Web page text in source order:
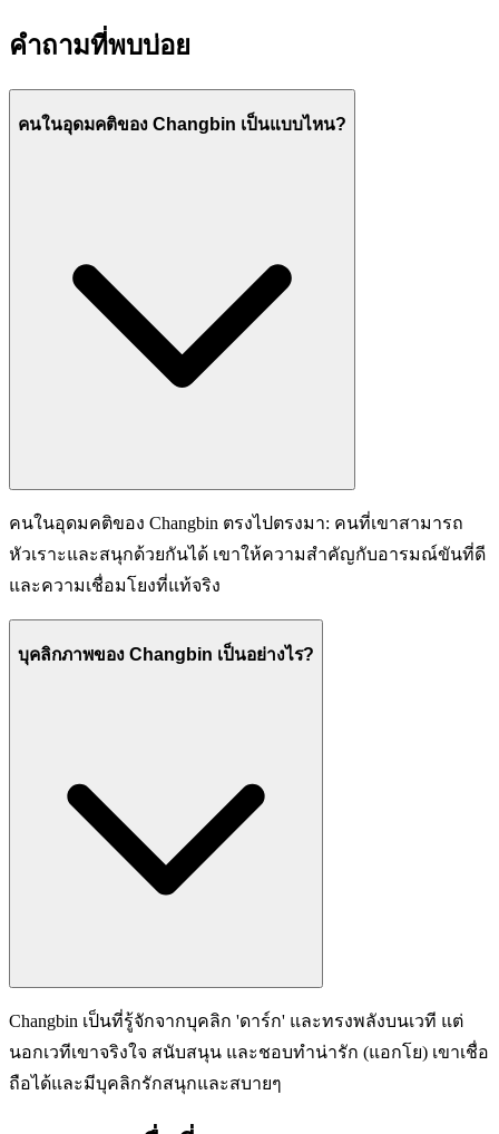
คำถามที่พบบ่อย
คนในอุดมคติของ Changbin เป็นแบบไหน?
คนในอุดมคติของ Changbin ตรงไปตรงมา: คนที่เขาสามารถ
หัวเราะและสนุกด้วยกันได้ เขาให้ความสำคัญกับอารมณ์ขันที่ดี
และความเชื่อมโยงที่แท้จริง
บุคลิกภาพของ Changbin เป็นอย่างไร?
Changbin เป็นที่รู้จักจากบุคลิก 'ดาร์ก' และทรงพลังบนเวที แต่
นอกเวทีเขาจริงใจ สนับสนุน และชอบทำน่ารัก (แอกโย) เขาเชื่อ
ถือได้และมีบุคลิกรักสนุกและสบายๆ